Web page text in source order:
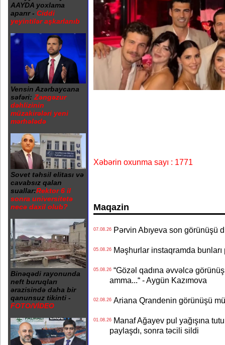
AAYDA yoxlama
aparır - Ciddi
yeyintilər aşkarlanıb
Vensin Azərbaycana
səfəri: Zəngəzur
dəhlizinin
müzakirələri yeni
mərhələdə
Sovet təhsil elitası və
cavabsız qalan
suallar:Rektor 6 il
sonra universitetə
necə daxil olub?
Binəqədi rayonunda
neft buruqları
ərazisində daha bir
qanunsuz tikinti -
FOTO/VİDEO
Xəbərin oxunma sayı : 1771
Maqazin
07.08.26Pərvin Abıyeva son görünüşü
05.08.26Məşhurlar instaqramda bunları
05.08.26“Gözəl qadına əvvəlcə
amma...“ - Aygün Kazımova
02.08.26Ariana Qrandenin görünüşü
01.08.26Manaf Ağayev pul yağışına
paylaşdı, sonra təcili sildi